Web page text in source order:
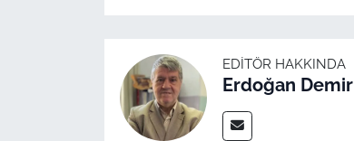
EDITÖR HAKKINDA
Erdoğan Demir